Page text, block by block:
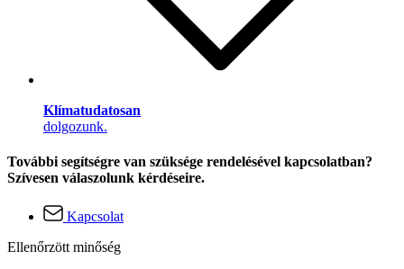
Klímatudatosan
dolgozunk.
További segítségre van szüksége rendelésével kapcsolatban?
Szívesen válaszolunk kérdéseire.
Kapcsolat
Ellenőrzött minőség